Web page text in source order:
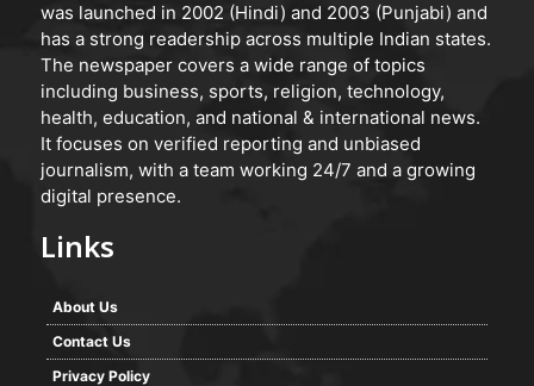
was launched in 2002 (Hindi) and 2003 (Punjabi) and
has a strong readership across multiple Indian states.
The newspaper covers a wide range of topics
including business, sports, religion, technology,
health, education, and national & international news.
It focuses on verified reporting and unbiased
journalism, with a team working 24/7 and a growing
digital presence.
Links
About Us
Contact Us
Privacy Policy